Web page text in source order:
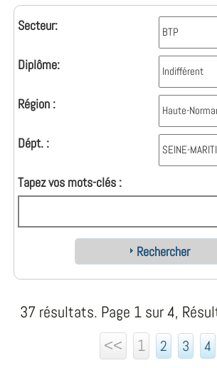
Secteur:
Diplôme:
Région :
Dépt. :
Tapez vos mots-clés :
Rechercher
37 résultats. Page 1 sur 4,
<<
1 2 3 4